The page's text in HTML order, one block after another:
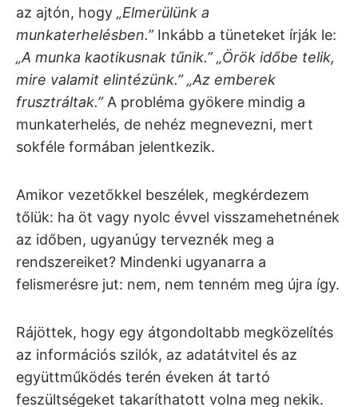
az ajtón, hogy „Elmerülünk a
munkaterhelésben.”Inkább a tüneteket írják le:
„A munka kaotikusnak tűnik.” „Örök időbe telik,
mire valamit elintézünk.” „Az emberek
frusztráltak.”A probléma gyökere mindig a
munkaterhelés, de nehéz megnevezni, mert
sokféle formában jelentkezik.
Amikor vezetőkkel beszélek, megkérdezem
tőlük: ha öt vagy nyolc évvel visszamehetnének
az időben, ugyanúgy terveznék meg a
rendszereiket? Mindenki ugyanarra a
felismerésre jut: nem, nem tenném meg újra így.
Rájöttek, hogy egy átgondoltabb megközelítés
az információs szilók, az adatátvitel és az
együttműködés terén éveken át tartó
feszültségeket takaríthatott volna meg nekik.